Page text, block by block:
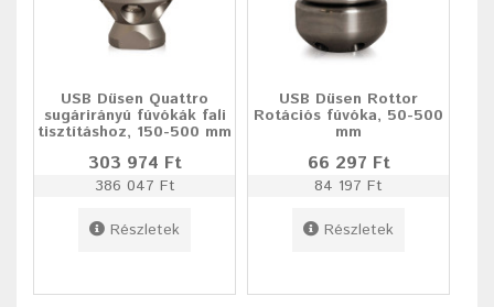
USB Düsen Quattro
sugárirányú fúvókák fali
tisztításhoz, 150-500 mm
303 974 Ft
386 047 Ft
Részletek
USB Düsen Rottor
Rotációs fúvóka, 50-500
mm
66 297 Ft
84 197 Ft
Részletek